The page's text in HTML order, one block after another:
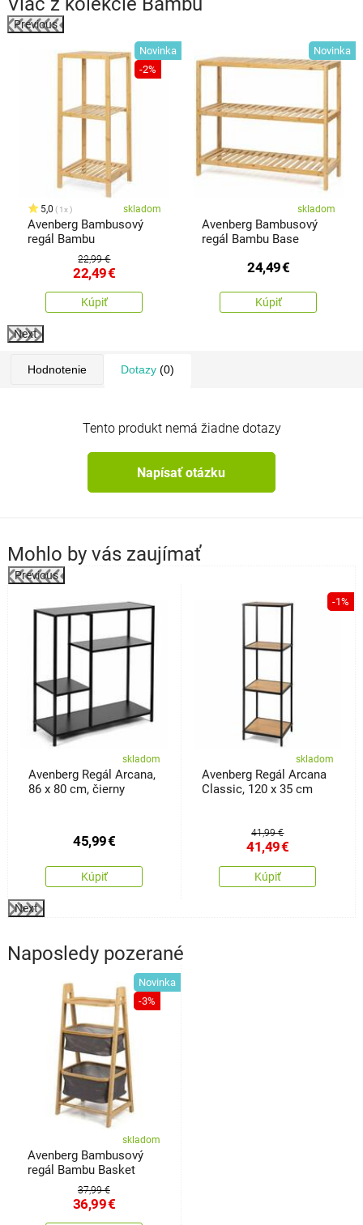
Previous
Novinka
-2%
5,0 1x skladom
Avenberg Bambusový
regál Bambu
22,99 €
22,49€
Kúpiť
Novinka
skladom
Avenberg Bambusový
regál Bambu Base
24,49€
Kúpiť
Next
Hodnotenie Dotazy(0)
Tento produkt nemá žiadne dotazy
Napísať otázku
Mohlo by vás zaujímať
Previous
skladom
Avenberg Regál Arcana,
86 x 80 cm, čierny
45,99€
Kúpiť
-1%
skladom
Avenberg Regál Arcana
Classic, 120 x 35 cm
41,99 €
41,49€
Kúpiť
Next
Naposledy pozerané
Novinka
-3%
skladom
Avenberg Bambusový
regál Bambu Basket
37,99 €
36,99€